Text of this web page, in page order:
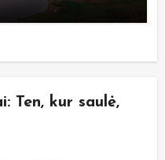
Ten, kur saulė,